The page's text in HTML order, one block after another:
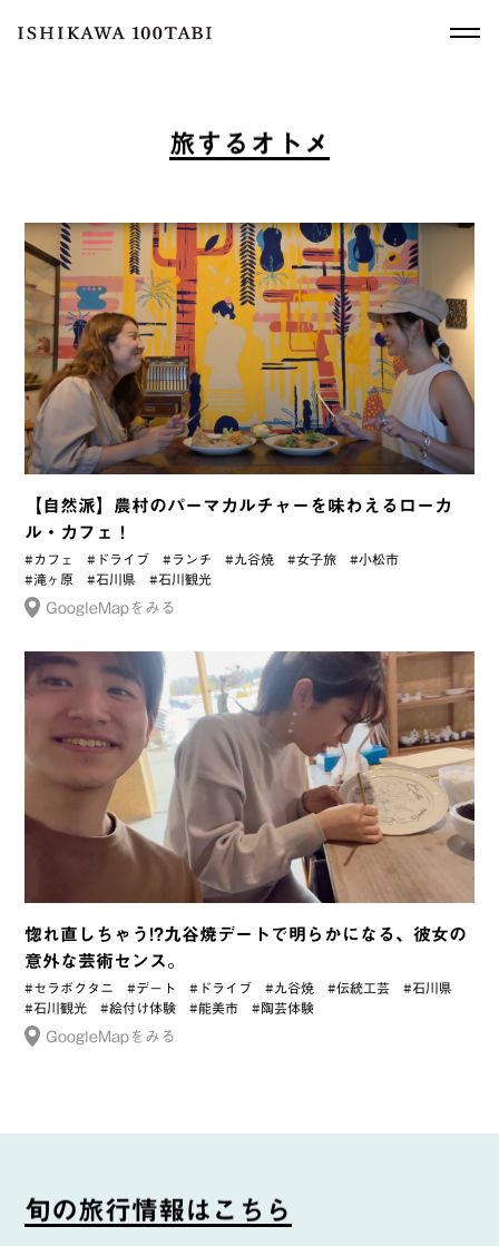
旅 す る オ ト メ
【自然派】農村のパーマカルチャーを味わえるローカ
ル・カフェ！
#カフェ #ドライブ #ランチ #九谷焼 #女子旅
#小松市
#滝ヶ原
#石川県 #石川観光
GoogleMapをみる
惚れ直しちゃう!?九谷焼デートで明らかになる、彼女の
意外な芸術センス。
#セラボクタニ #デート #ドライブ #九谷焼 #伝統工芸
#石川県
#石川観光
#絵付け体験 #能美市 #陶芸体験
GoogleMapをみる
旬の旅行情報は こ ち ら